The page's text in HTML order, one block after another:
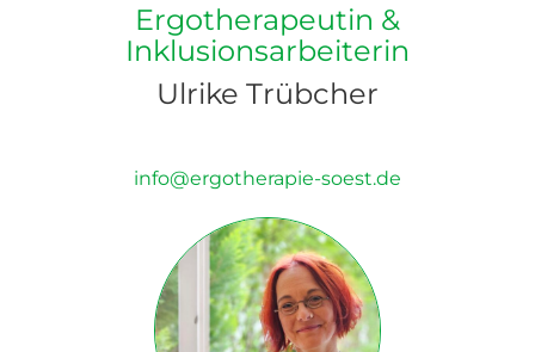
Ergotherapeutin &
Inklusionsarbeiterin
Ulrike Trübcher
info@ergotherapie-soest.de